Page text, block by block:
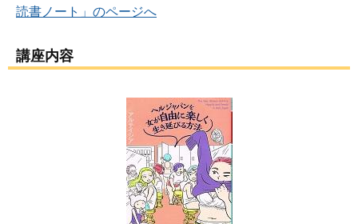
読書ノート」のページへ
講座内容